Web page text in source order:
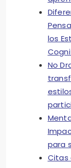
los
No
para
Citas